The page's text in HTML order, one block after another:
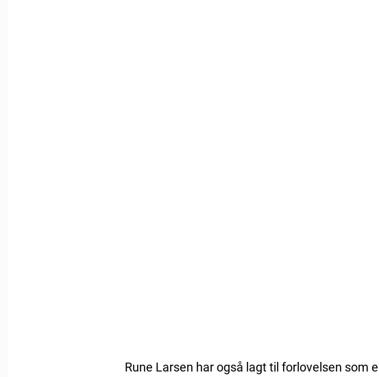
Rune Larsen har også lagt til forlovelsen som